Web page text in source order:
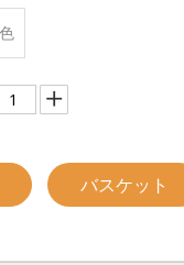
バスケット